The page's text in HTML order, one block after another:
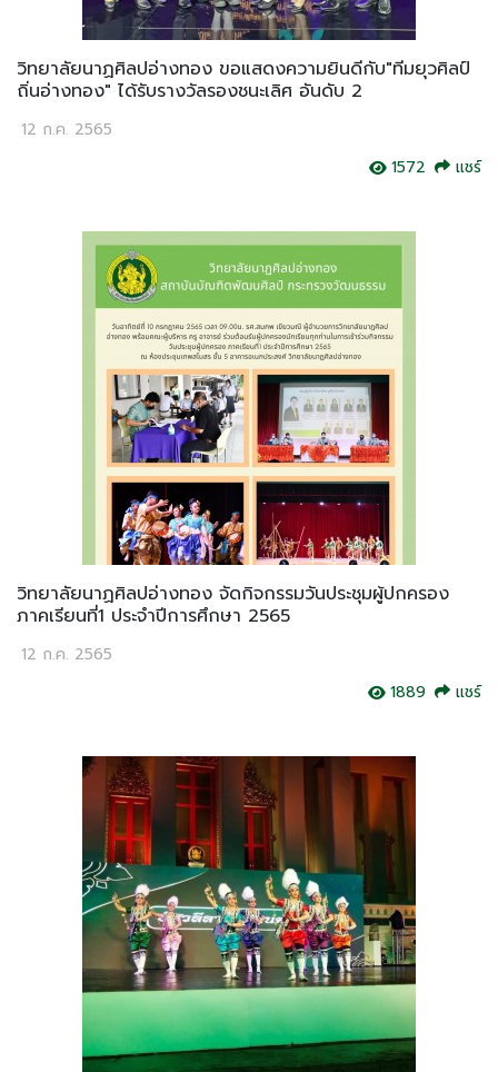
วิทยาลัยนาฏศิลปอ่างทอง ขอแสดงความยินดีกับ"ทีมยุวศิลป์
ถิ่นอ่างทอง" ได้รับรางวัลรองชนะเลิศ อันดับ 2
12 ก.ค. 2565
1572
แชร์
วิทยาลัยนาฏศิลปอ่างทอง จัดกิจกรรมวันประชุมผู้ปกครอง
ภาคเรียนที่1 ประจำปีการศึกษา 2565
12 ก.ค. 2565
1889
แชร์